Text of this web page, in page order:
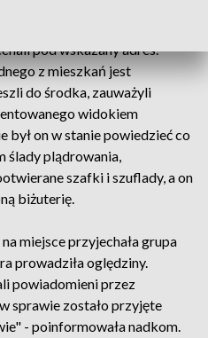
pod wskazany adres.
z mieszkań jest
do środka, zauważyli
widokiem
był on w stanie powiedzieć co
ślady plądrowania,
szafki i szuflady, a on
biżuterię.
miejsce przyjechała grupa
prowadziła oględziny.
powiadomieni przez
sprawie zostało przyjęte
- poinformowała nadkom.